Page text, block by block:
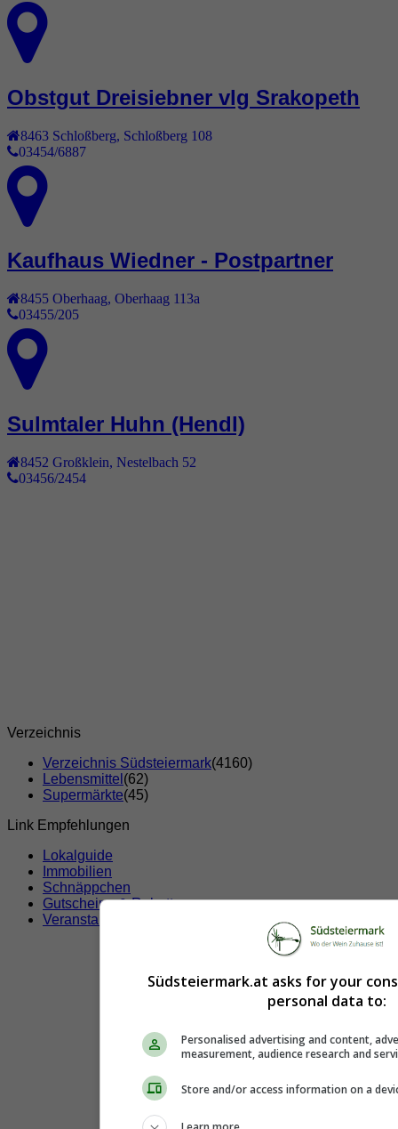
Obstgut Dreisiebner vlg Srakopeth
8463 Schloßberg
Schloßberg 108
03454/6887
Kaufhaus Wiedner - Postpartner
8455 Oberhaag, Oberhaag 113a
03455/205
Sulmtaler Huhn (Hendl)
8452 Großklein Nestelbach 52
03456/2454
Verzeichnis
Verzeichnis Südsteiermark(4160)
Lebensmittel (62)
Supermärkte(45)
Link Empfehlungen
Lokalguide
Immobilien
Schnäppchen
Gutscheine & Rabatte
Veranstaltungen
Südsteiermark.at asks for your
personal data to:
Personalised advertising and content,
measurement, audience research and
Store and/or access information on a